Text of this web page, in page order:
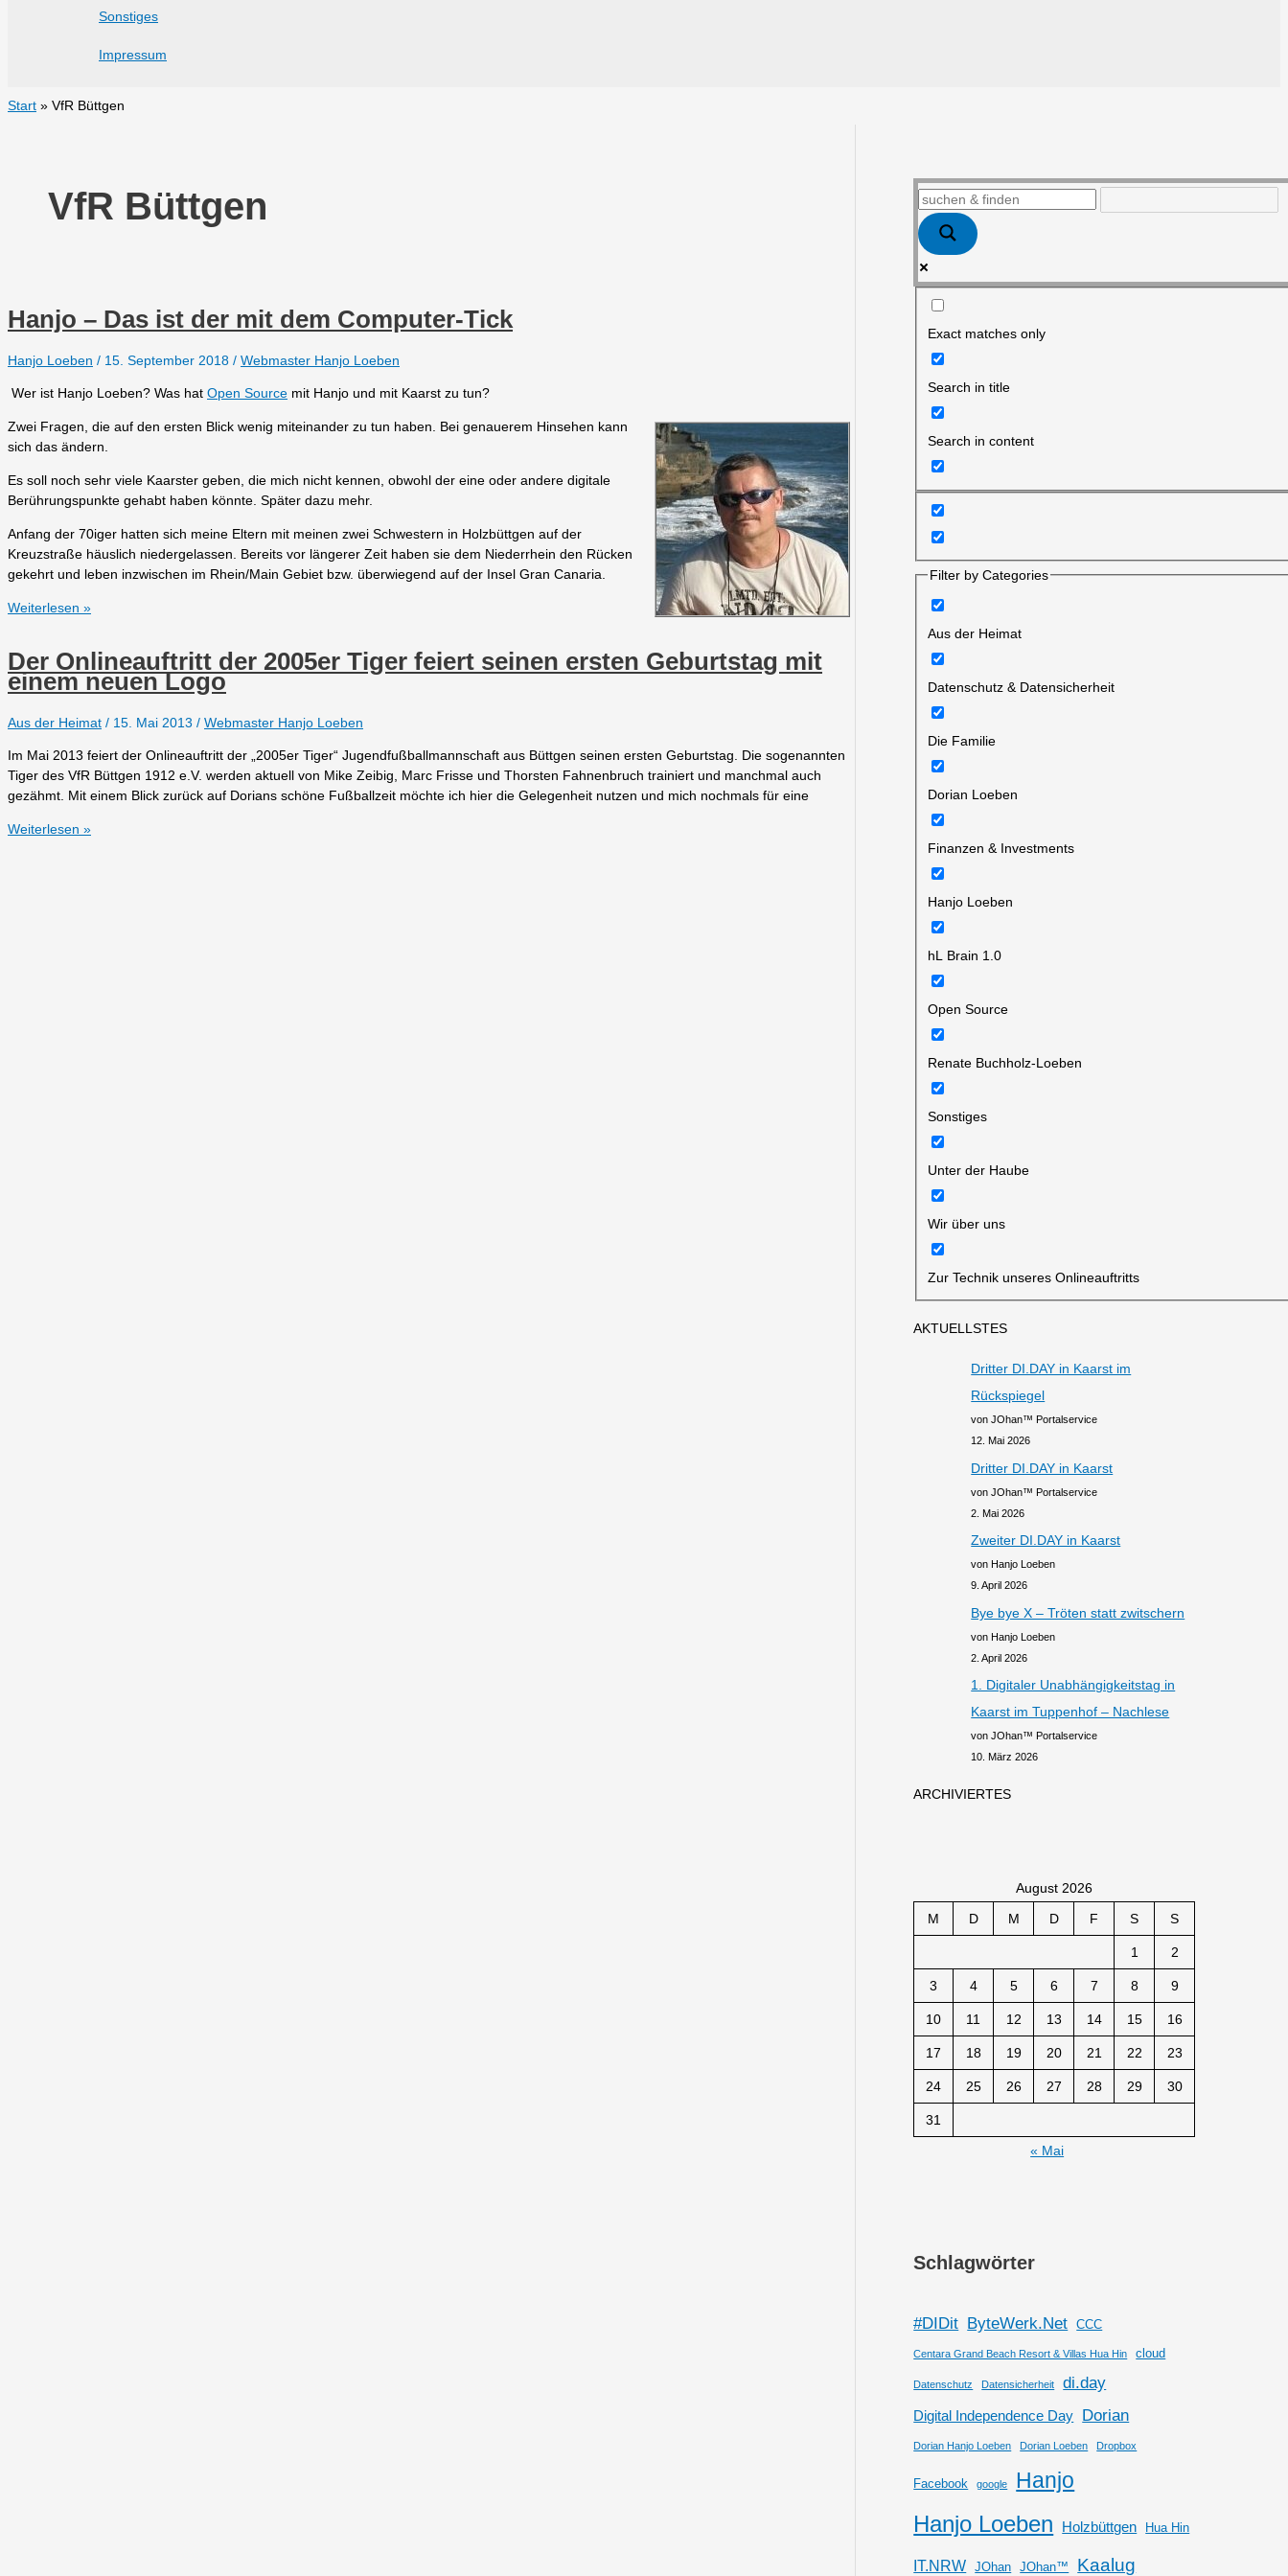
Sonstiges
Impressum
Start VfR Büttgen
VfR Büttgen
Hanjo – Das ist der mit dem Computer-Tick
Hanjo Loeben / 15. September 2018 / Webmaster Hanjo Loeben
Wer ist Hanjo Loeben? Was hat Open Source mit Hanjo und mit Kaarst zu tun?
Zwei Fragen, die auf den ersten Blick wenig miteinander zu tun haben. Bei genauerem Hinsehen kann
sich das ändern.
Es soll noch sehr viele Kaarster geben, die mich nicht kennen, obwohl der eine oder andere digitale
Berührungspunkte gehabt haben könnte. Später dazu mehr.
Anfang der 70iger hatten sich meine Eltern mit meinen zwei Schwestern in Holzbüttgen auf der
Kreuzstraße häuslich niedergelassen. Bereits vor längerer Zeit haben sie dem Niederrhein den Rücken
gekehrt und leben inzwischen im Rhein/Main Gebiet bzw. überwiegend auf der Insel Gran Canaria.
Hanjo
ist
der
dem
Computer-
Tick
Weiterlesen »
Der Onlineauftritt der 2005er Tiger feiert seinen ersten Geburtstag mit
einem neuen Logo
Aus der Heimat / 15. Mai 2013 / Webmaster Hanjo Loeben
Im Mai 2013 feiert der Onlineauftritt der „2005er Tiger“ Jugendfußballmannschaft aus Büttgen seinen ersten Geburtstag. Die sogenannten
Tiger des VfR Büttgen 1912 e.V. werden aktuell von Mike Zeibig, Marc Frisse und Thorsten Fahnenbruch trainiert und manchmal auch
gezähmt. Mit einem Blick zurück auf Dorians schöne Fußballzeit möchte ich hier die Gelegenheit nutzen und mich nochmals für eine
Der
Weiterlesen »
Exact matches only
Search in title
Search in content
Filter by Categories
Aus der Heimat
Datenschutz & Datensicherheit
Die Familie
Dorian Loeben
Finanzen & Investments
Hanjo Loeben
hL Brain 1.0
Open Source
Renate Buchholz-Loeben
Sonstiges
Unter der Haube
Wir über uns
Zur Technik unseres Onlineauftritts
AKTUELLSTES
Dritter DI.DAY in Kaarst im
Rückspiegel
von JOhan™ Portalservice
12. Mai 2026
Dritter DI.DAY in Kaarst
von JOhan™ Portalservice
2. Mai 2026
Zweiter DI.DAY in Kaarst
von Hanjo Loeben
9. April 2026
Bye bye X – Tröten statt zwitschern
von Hanjo Loeben
2. April 2026
1. Digitaler Unabhängigkeitstag in
Kaarst im Tuppenhof – Nachlese
von JOhan™ Portalservice
10. März 2026
ARCHIVIERTES
August 2026
M
D M D F S S
1 2
3 4 5 6 7 8 9
10 11 12 13 14 15 16
17 18 19 20 21 22 23
24 25 26 27 28 29 30
31
« Mai
Schlagwörter
#DIDit ByteWerk.Net CCC
Centara Grand Beach Resort & Villas Hua Hin cloud
Datenschutz Datensicherheit di.day
Digital Independence Day Dorian
Dorian Hanjo Loeben Dorian Loeben Dropbox
Facebook google
Hanjo
Hanjo Loeben
Holzbüttgen Hua Hin
IT.NRW JOhan JOhan™ Kaalug